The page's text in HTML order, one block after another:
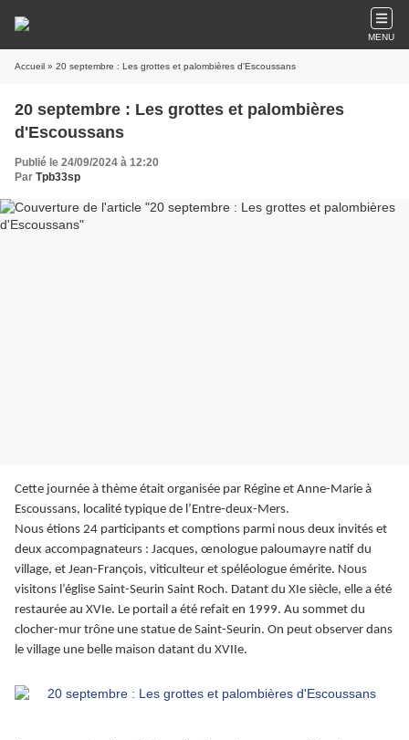
MENU
Accueil » 20 septembre : Les grottes et palombières d'Escoussans
20 septembre : Les grottes et palombières
d'Escoussans
Publié le 24/09/2024 à 12:20
Par Tpb33sp
Cette journée à thème était organisée par Régine et Anne-Marie à
Escoussans, localité typique de l’Entre-deux-Mers.
Nous étions 24 participants et comptions parmi nous deux invités et
deux accompagnateurs : Jacques, œnologue paloumayre natif du
village, et Jean-François, viticulteur et spéléologue émérite. Nous
visitons l’église Saint-Seurin Saint Roch. Datant du XIe siècle, elle a été
restaurée au XVIe. Le portail a été refait en 1999. Au sommet du
clocher-mur trône une statue de Saint-Seurin. On peut observer dans
le village une belle maison datant du XVIIe.